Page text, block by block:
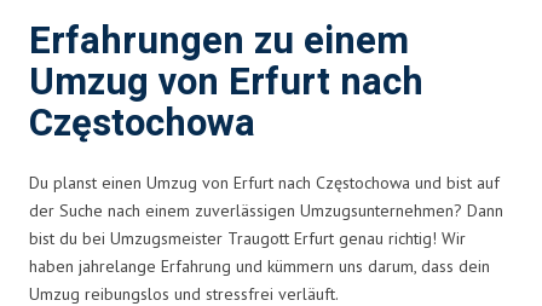
Erfahrungen zu einem
Umzug von Erfurt nach
Częstochowa
Du planst einen Umzug von Erfurt nach Częstochowa und bist auf
der Suche nach einem zuverlässigen Umzugsunternehmen? Dann
bist du bei Umzugsmeister Traugott Erfurt genau richtig! Wir
haben jahrelange Erfahrung und kümmern uns darum, dass dein
Umzug reibungslos und stressfrei verläuft.